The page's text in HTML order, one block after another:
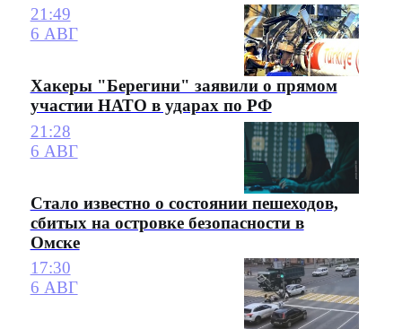
21:49
6 АВГ
Хакеры "Берегини" заявили о прямом
участии НАТО в ударах по РФ
21:28
6 АВГ
Стало известно о состоянии пешеходов,
сбитых на островке безопасности в
Омске
17:30
6 АВГ